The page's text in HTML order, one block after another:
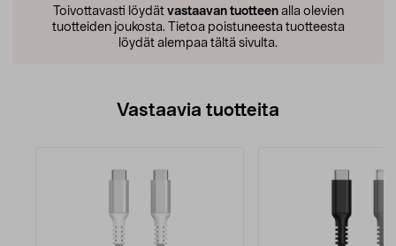
Toivottavasti löydät vastaavan tuotteenalla olevien
tuotteiden joukosta. Tietoa poistuneesta tuotteesta
löydät alempaa tältä sivulta.
Vastaavia tuotteita